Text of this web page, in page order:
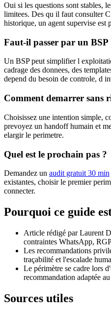
Oui si les questions sont stables,
limitees. Des qu il faut consulter
historique, un agent supervise est
Faut-il passer par un BSP
Un BSP peut simplifier l
cadrage des donnees, des
depend du besoin de controle, d
Comment demarrer sans
Choisissez une intention simple,
prevoyez un handoff humain et
elargir le perimetre.
Quel est le prochain pas ?
Demandez un audit gratuit 30 min
existantes, choisir le premier
connecter.
Pourquoi ce guide
Article rédigé par Laurent
contraintes WhatsApp,
Les recommandations
traçabilité et l'escalade
Le périmètre se cadre lors
recommandation adaptée
Sources utiles